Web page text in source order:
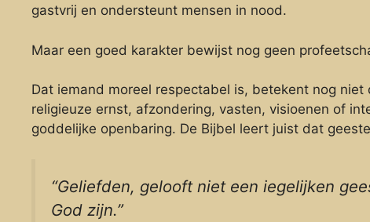
gastvrij en ondersteunt mensen in nood.
Maar een goed karakter bewijst nog geen
Dat iemand moreel respectabel is, betekent nog
religieuze ernst, afzondering, vasten, visioenen of
goddelijke openbaring. De Bijbel leert juist dat
“Geliefden, gelooft niet een iegelijken
God zijn.”